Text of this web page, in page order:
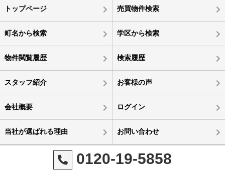
トップページ 売買物件検索
町名から検索 学区から検索
物件閲覧履歴 検索履歴
スタッフ紹介 お客様の声
会社概要 ログイン
当社が選ばれる理由 お問い合わせ
0120-19-5858